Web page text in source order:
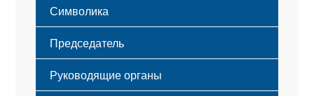
Принципы деятельности
Структура
Мероприятия
Символика
Флаг
Герб
Гимн
Председатель
Руководящие органы